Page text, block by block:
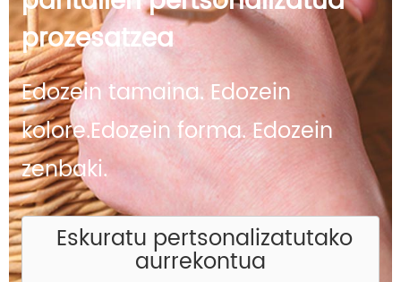
prozesatzea
Edozein tamaina. Edozein
kolore.Edozein forma. Edozein
zenbaki.
Eskuratu pertsonalizatutako
aurrekontua